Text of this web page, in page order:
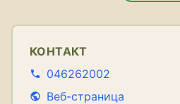
КОНТАКТ
046262002
Веб-страница